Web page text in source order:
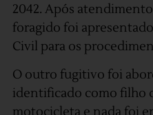
2042. Após
foragido foi
Civil para os
O outro fugitivo foi
identificado como filho